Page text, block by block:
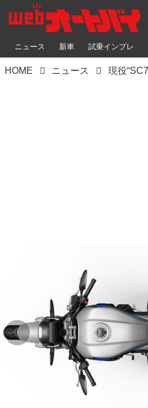
ニュース 新車 試乗インプレ
HOME ニュース